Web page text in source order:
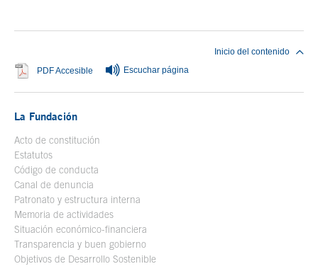
PDF Accesible Se abre en ventana nueva
Escuchar página
Inicio del contenido
La Fundación
Acto de constitución
Estatutos
Código de conducta
Canal de denuncia
Patronato y estructura interna
Memoria de actividades
Situación económico-financiera
Transparencia y buen gobierno
Objetivos de Desarrollo Sostenible